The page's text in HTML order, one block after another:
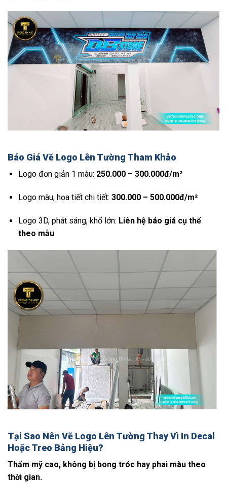
Báo Giá Vẽ Logo Lên Tường Tham Khảo
Logo đơn giản 1 màu: 250.000 – 300.000đ/m²
Logo màu, họa tiết chi tiết: 300.000 – 500.000đ/m²
Logo 3D, phát sáng, khổ lớn: Liên hệ báo giá cụ thể
theo mẫu
Tại Sao Nên Vẽ Logo Lên Tường Thay Vì In Decal
Hoặc Treo Bảng Hiệu?
Thẩm mỹ cao, không bị bong tróc hay phai màu theo
thời gian.